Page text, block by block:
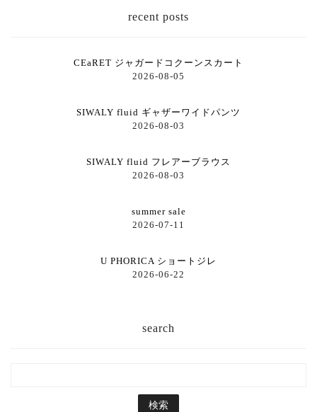
recent posts
CEaRET ジャガードコクーンスカート
2026-08-05
SIWALY fluid ギャザーワイドパンツ
2026-08-03
SIWALY fluid フレアーブラウス
2026-08-03
summer sale
2026-07-11
U PHORICA ショートジレ
2026-06-22
search